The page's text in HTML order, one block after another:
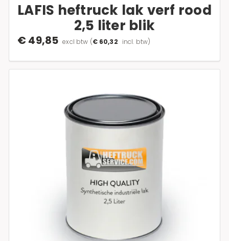
LAFIS heftruck lak verf rood
2,5 liter blik
€ 49,85 excl btw (€ 60,32 incl. btw)